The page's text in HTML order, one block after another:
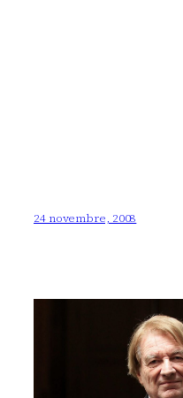
24 novembre, 2008